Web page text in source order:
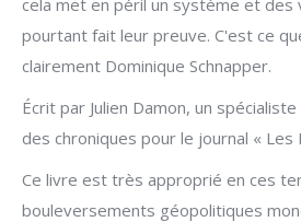
cela met en péril un système et des
pourtant fait leur preuve. C'est ce
clairement Dominique Schnapper.
Écrit par Julien Damon, un
des chroniques pour le journal « Les
Ce livre est très approprié en ces
bouleversements géopolitiques